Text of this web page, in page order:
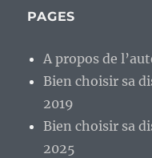
PAGES
A propos de
Bien choisir sa
2019
Bien choisir sa
2025